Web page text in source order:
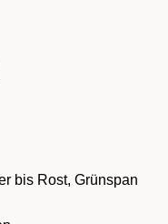
bis Rost, Grünspan